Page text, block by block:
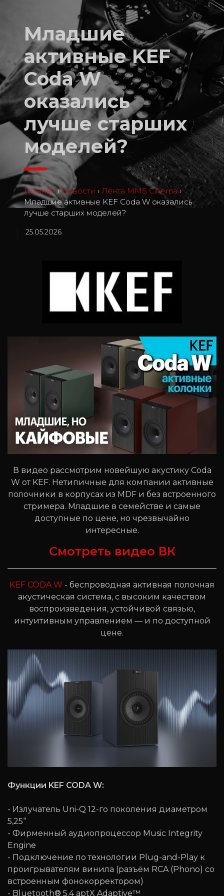
Младшие
активные KEF
Coda W
оказались
лучше старших
моделей?
Главная › Новости › Лента MMS Cinema ›
Младшие активные KEF Coda W оказались
лучше старших моделей?
25.05.2026
В видео рассмотрим новейшую акустику Coda
W от KEF. Нетипичные для компании активные
полочники в корпусах из MDF и без встроенного
стримера. Младшие в семействе и самые
доступные по цене, но чрезвычайно
интересные.
Смотреть видео ВК
KEF CODA W - беспроводная активная полочная
акустическая система, с высоким качеством
воспроизведения, устойчивой связью,
интуитивным управлением — и по доступной
цене.
Функции KEF CODA W:
- Излучатель Uni-Q 12-го поколения диаметром
5,25“
- Фирменный аудиопроцессор Music Integrity
Engine
- Подключение по технологии Plug-and-Play к
проигрывателям винила (разъём RCA (Phono) со
встроенным фонокорректором)
- Bluetooth® 5.4 aptX Adaptive™